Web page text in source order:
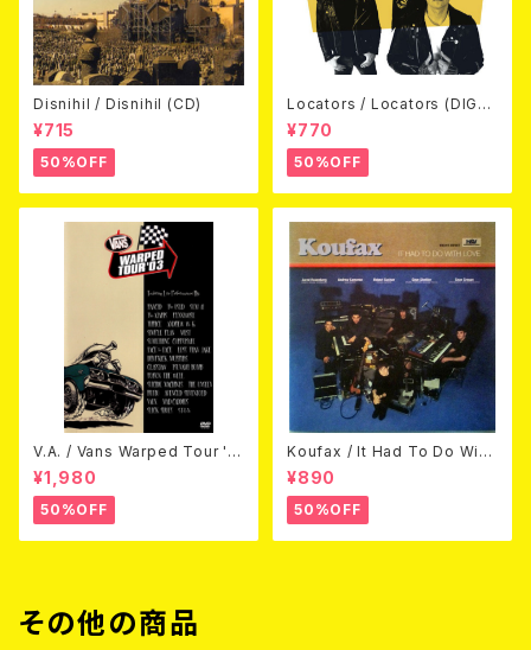
Disnihil / Disnihil (CD)
¥715
50%OFF
Locators / Locators (DIGPA
CK CD)
¥770
50%OFF
V.A. / Vans Warped Tour '0
3 (DVD)
¥1,980
50%OFF
Koufax / It Had To Do With
Love (CD)
¥890
50%OFF
その他の商品